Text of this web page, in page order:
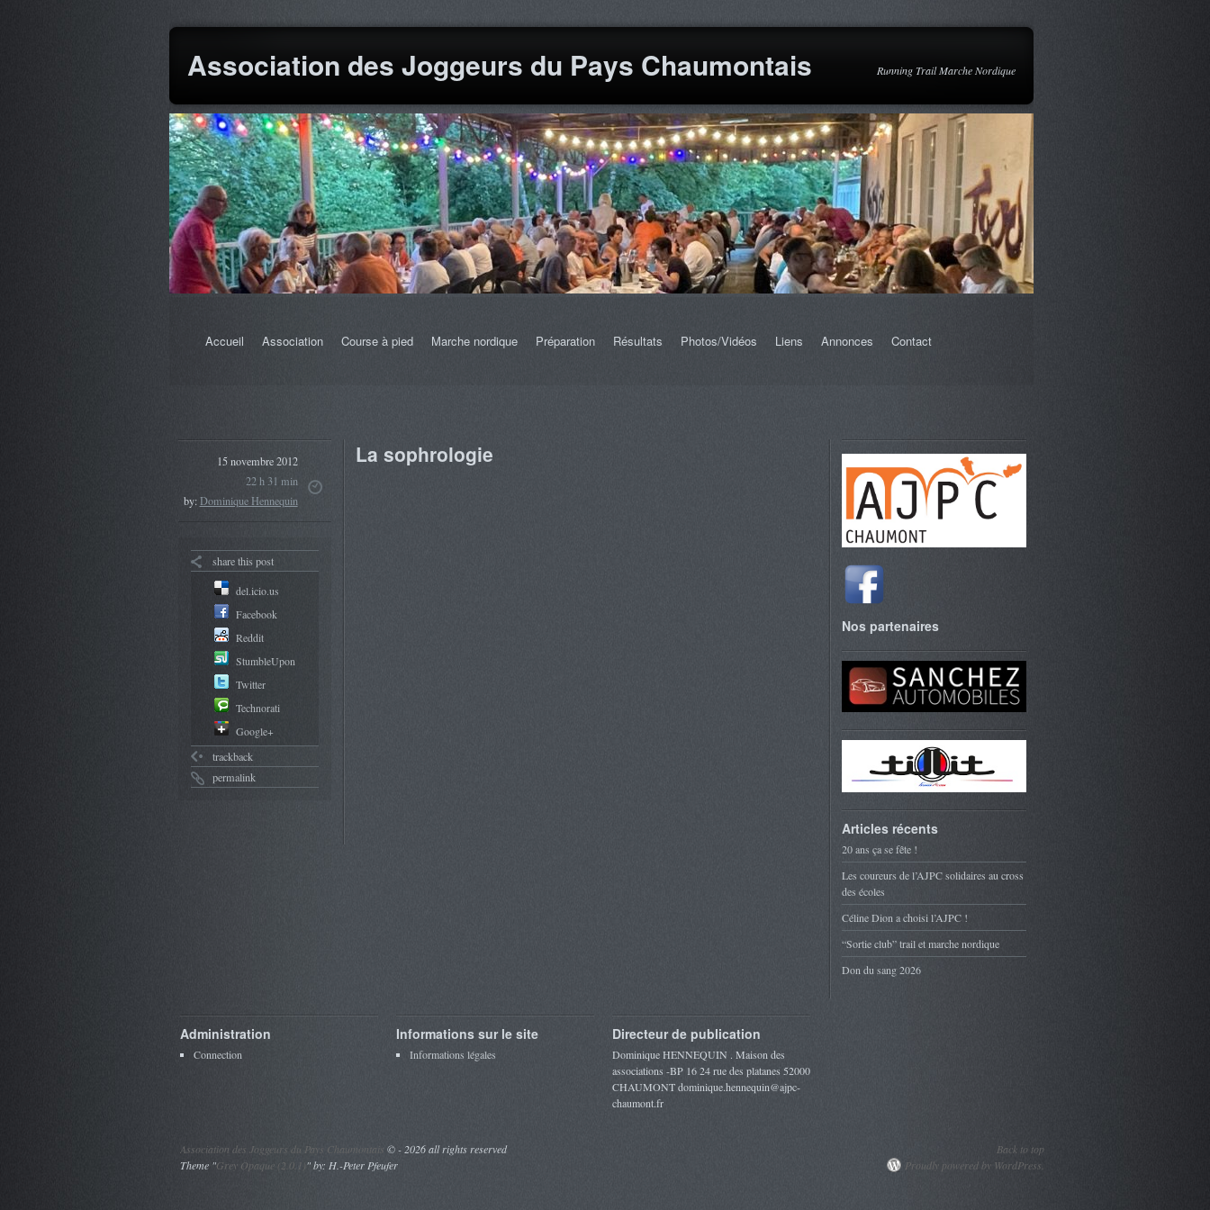
Association des Joggeurs du Pays Chaumontais Running Trail Marche Nordique
Accueil Association Course à pied Marche nordique Préparation Résultats Photos/Vidéos Liens Annonces Contact
15 novembre 2012
22 h 31 min
by:Dominique Hennequin
share this post
del.icio.us
Facebook
Reddit
StumbleUpon
Twitter
Technorati
Google+
trackback
permalink
La sophrologie
Nos partenaires
Articles récents
20 ans ça se fête !
Les coureurs de l’AJPC solidaires au cross
des écoles
Céline Dion a choisi l’AJPC !
“Sortie club” trail et marche nordique
Don du sang 2026
Administration
Connection
Informations sur le site
Informations légales
Directeur de publication
Dominique HENNEQUIN . Maison des
associations -BP 16 24 rue des platanes 52000
CHAUMONT dominique.hennequin@ajpc-
chaumont.fr
Association des Joggeurs du Pays Chaumontais ©- 2026 all rights reserved
Theme "Grey Opaque (2.0.1)" by: H.-Peter Pfeufer
Back to top
Proudly powered by WordPress.